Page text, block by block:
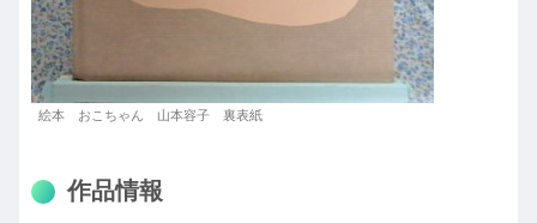
絵本 おこちゃん 山本容子 裏表紙
作品情報